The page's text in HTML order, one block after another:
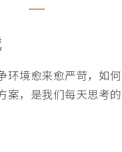
环境愈来愈严苛，如
案，是我们每天思考